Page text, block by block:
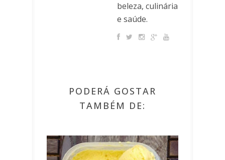
beleza, culinária
e saúde.
PODERÁ GOSTAR
TAMBÉM DE: